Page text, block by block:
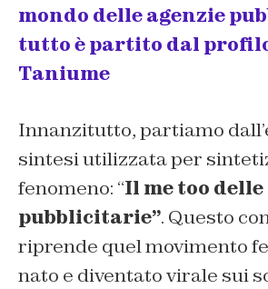
mondo delle agenzie
tutto è partito dal
Taniume
Innanzitutto, partiamo
sintesi utilizzata per
fenomeno: “Il me too
pubblicitarie”. Questo
riprende quel movimento
nato e diventato virale sui